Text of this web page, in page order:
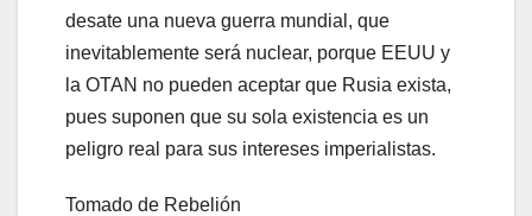
desate una nueva guerra mundial, que
inevitablemente será nuclear, porque EEUU y
la OTAN no pueden aceptar que Rusia exista,
pues suponen que su sola existencia es un
peligro real para sus intereses imperialistas.
Tomado de Rebelión